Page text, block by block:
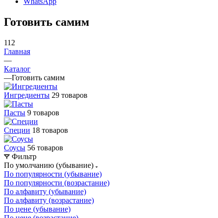
Готовить самим
112
Главная
—
Каталог
—Готовить самим
Ингредиенты 29 товаров
Пасты 9 товаров
Специи 18 товаров
Соусы 56 товаров
Фильтр
По умолчанию (убывание)
По популярности (убывание)
По популярности (возрастание)
По алфавиту (убывание)
По алфавиту (возрастание)
По цене (убывание)